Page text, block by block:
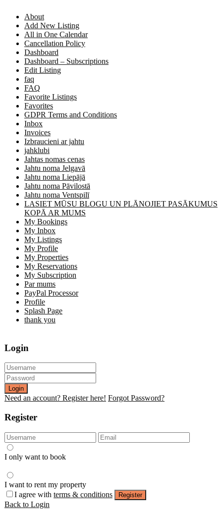
About
Add New Listing
All in One Calendar
Cancellation Policy
Dashboard
Dashboard – Subscriptions
Edit Listing
faq
FAQ
Favorite Listings
Favorites
GDPR Terms and Conditions
Inbox
Invoices
Izbraucieni ar jahtu
jahklubi
Jahtas nomas cenas
Jahtu noma Jelgavā
Jahtu noma Liepājā
Jahtu noma Pāvilostā
Jahtu noma Ventspilī
LASIET MŪSU BLOGU UN PLĀNOJIET PASĀKUMUS
KOPĀ AR MUMS
My Bookings
My Inbox
My Listings
My Profile
My Properties
My Reservations
My Subscription
Par mums
PayPal Processor
Profile
Splash Page
thank you
Login
Login
Need an account? Register here! Forgot Password?
Register
I only want to book
I want to rent my property
I agree with terms & conditions Register
Back to Login